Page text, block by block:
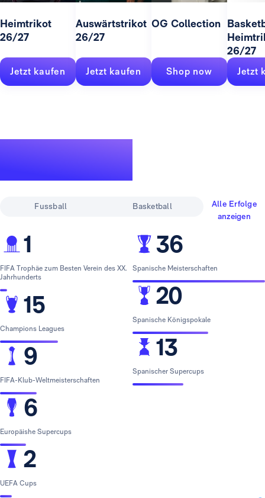
Heimtrikot
26/27
Jetzt kaufen
Auswärtstrikot
26/27
Jetzt kaufen
OG Collection
Shop now
26/27
Jetzt
Fussball Basketball
Alle Erfolge
anzeigen
1
FIFA Trophäe zum Besten Verein des XX.
Jahrhunderts
15
Champions Leagues
9
FIFA-Klub-Weltmeisterschaften
6
Europäishe Supercups
2
UEFA Cups
36
Spanische Meisterschaften
20
Spanische Königspokale
13
Spanischer Supercups